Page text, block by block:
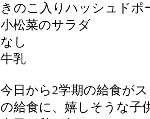
きのこ入りハッシュドポ
小松菜のサラダ
なし
牛乳
今日から2学期の給食が
の給食に、嬉しそうな子